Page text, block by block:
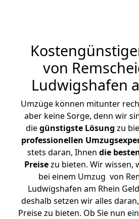
von
Ludwigshafen
Umzüge können mitunter
aber keine Sorge, denn wir
diegünstigste Lösung zu
professionellen
stets daran, Ihnen die
Preisezu bieten. Wir wissen,
bei einem Umzug von
Ludwigshafen am Rhein
deshalb setzen wir alles
Preise zu bieten. Ob Sie nun